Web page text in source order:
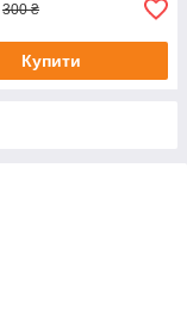
300 ₴
Купити